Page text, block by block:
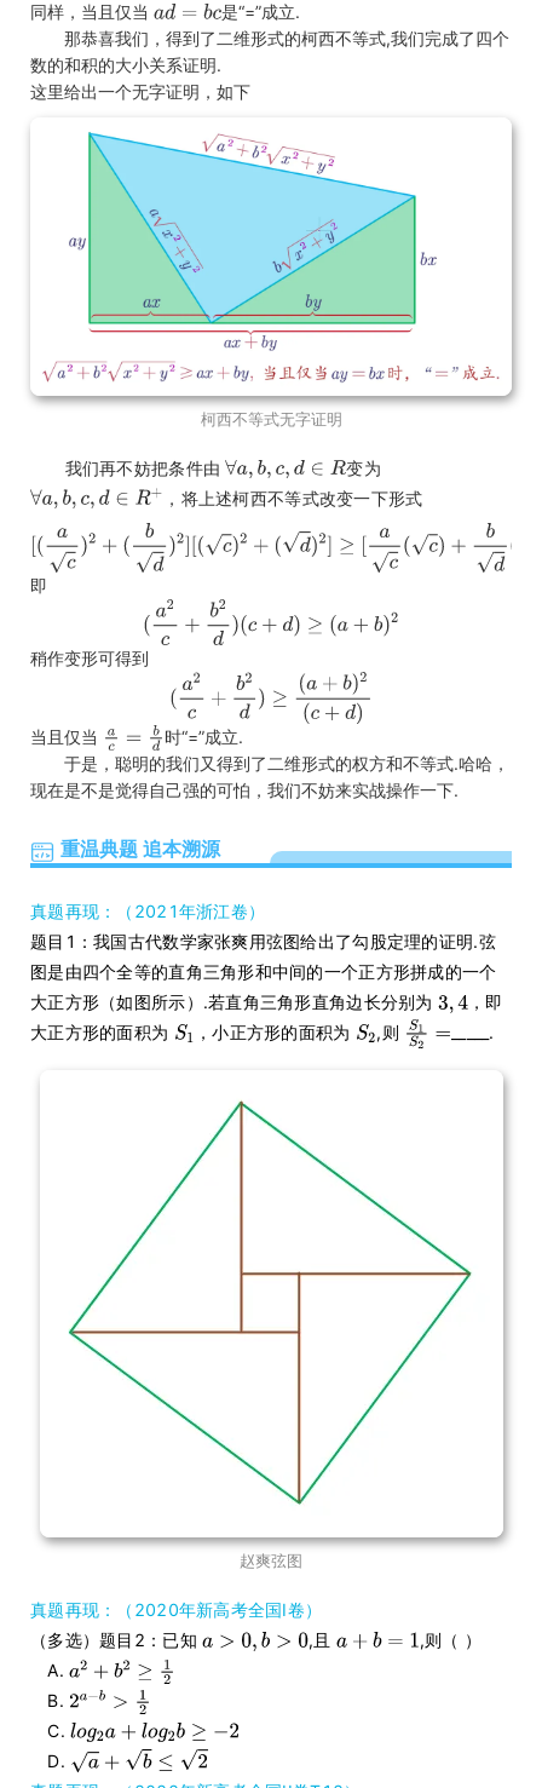
同样，当且仅当
是“=”成立.
那恭喜我们，得到了二维形式的柯西不等式,我们完成了四个
数的和积的大小关系证明.
这里给出一个无字证明，如下
柯西不等式无字证明
我们再不妨把条件由
变为
，将上述柯西不等式改变一下形式
即
稍作变形可得到
当且仅当
时“=”成立.
于是，聪明的我们又得到了二维形式的权方和不等式.哈哈，
现在是不是觉得自己强的可怕，我们不妨来实战操作一下.
重温典题 追本溯源
真题再现：（2021年浙江卷）
题目1：我国古代数学家张爽用弦图给出了勾股定理的证明.弦
图是由四个全等的直角三角形和中间的一个正方形拼成的一个
大正方形（如图所示）.若直角三角形直角边长分别为
，即
大正方形的面积为
，小正方形的面积为 ,则 _____.
赵爽弦图
真题再现：（2020年新高考全国I卷）
（多选）题目2：已知
,且
,则（ ）
A.
B.
C.
D.